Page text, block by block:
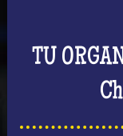
TU